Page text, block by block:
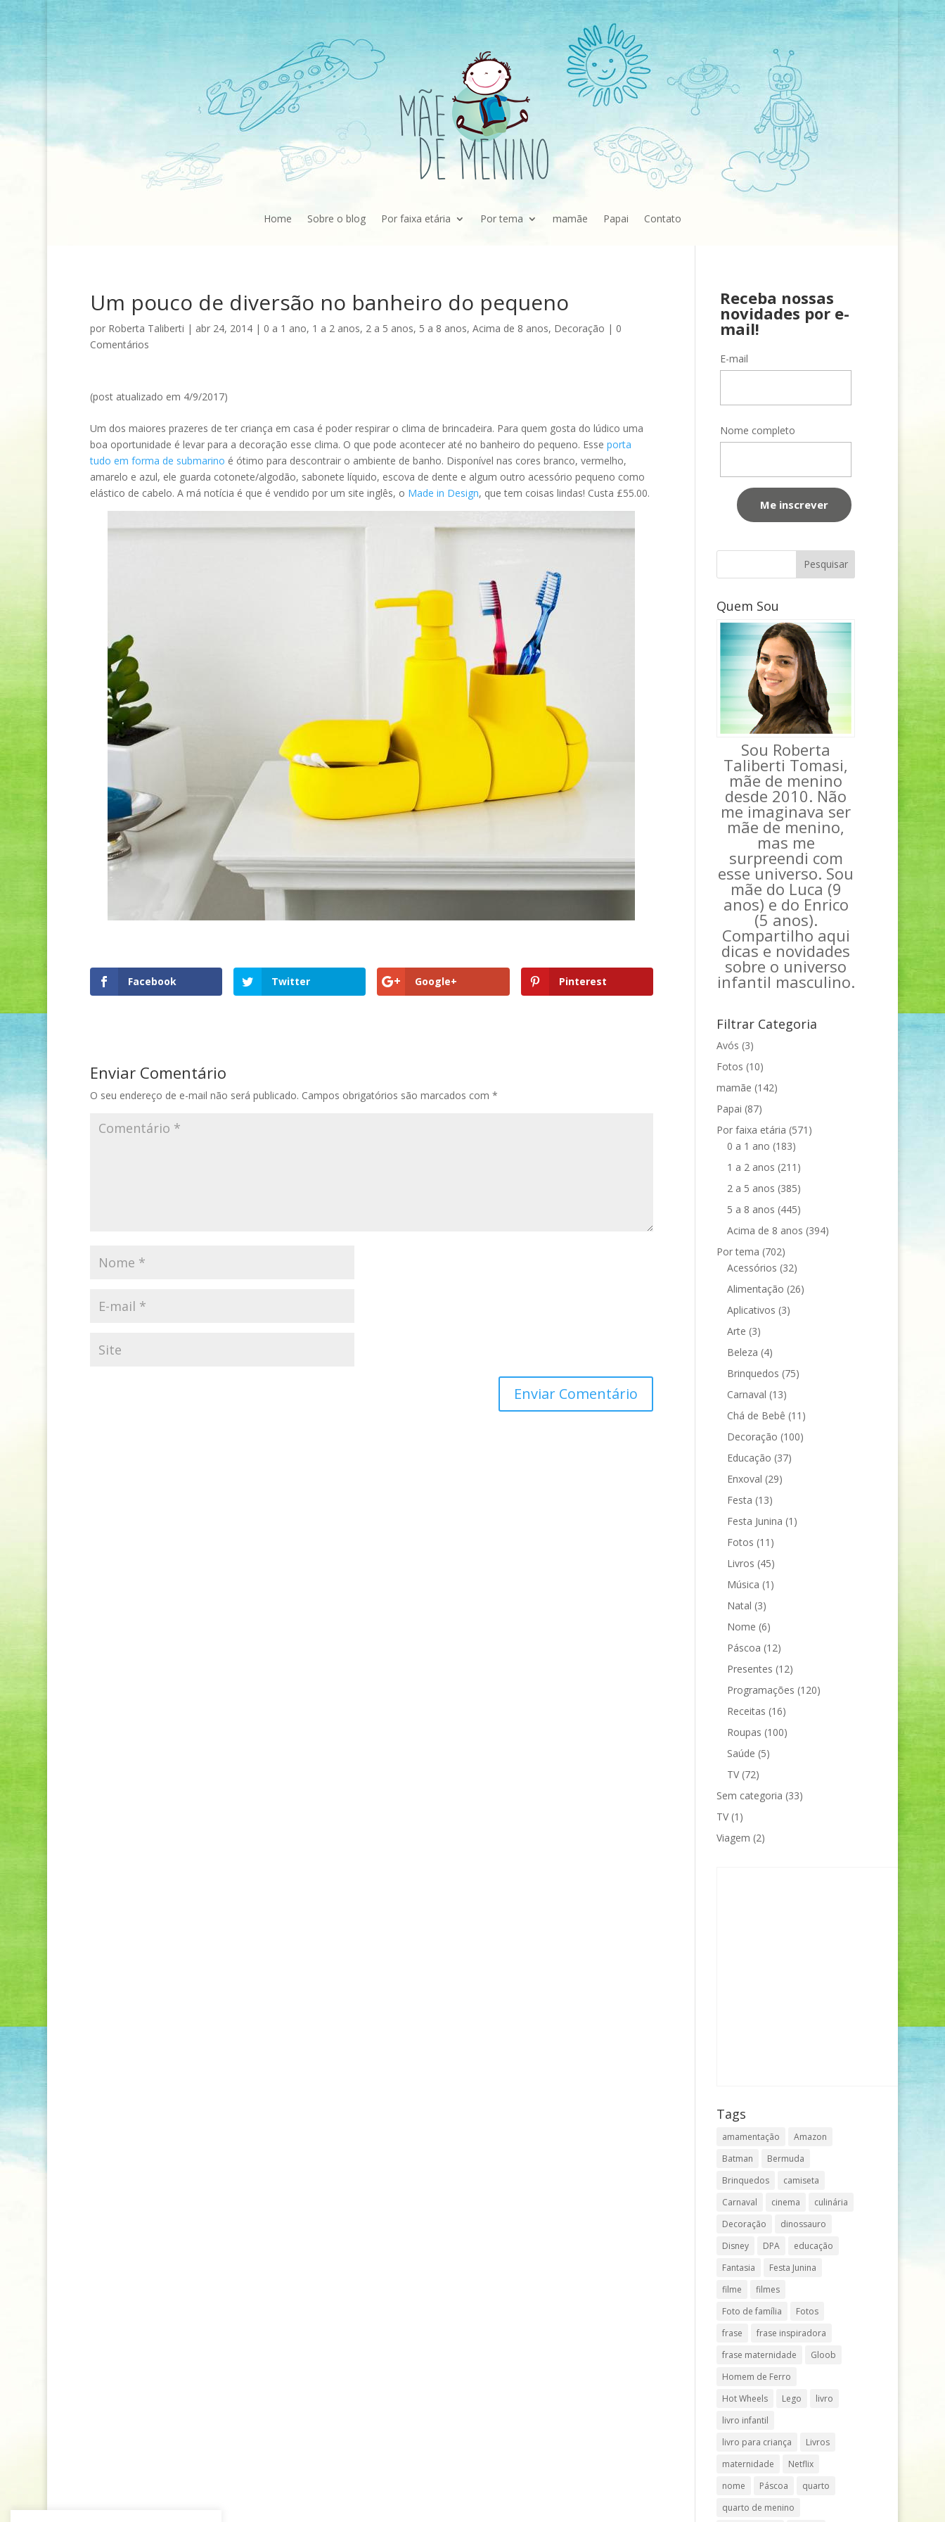
Home Sobre o blog Por faixa etária Por tema mamãe Papai Contato
Um pouco de diversão no banheiro do pequeno
por Roberta Taliberti | abr 24, 2014| 0 a 1 ano, 1 a 2 anos, 2 a 5 anos, 5 a 8 anos, Acima de 8 anos, Decoração | 0
Comentários
(post atualizado em 4/9/2017)
Um dos maiores prazeres de ter criança em casa é poder respirar o clima de brincadeira. Para quem gosta do lúdico uma
boa oportunidade é levar para a decoração esse clima. O que pode acontecer até no banheiro do pequeno. Esse porta
tudo em forma de submarino é ótimo para descontrair o ambiente de banho. Disponível nas cores branco, vermelho,
amarelo e azul, ele guarda cotonete/algodão, sabonete líquido, escova de dente e algum outro acessório pequeno como
elástico de cabelo. A má notícia é que é vendido por um site inglês, o Made in Design, que tem coisas lindas! Custa £55.00.
Facebook Twitter Google+ Pinterest
Enviar Comentário
O seu endereço de e-mail não será publicado. Campos obrigatórios são marcados com *
Receba nossas
novidades por e-
mail!
E-mail
Nome completo
Quem Sou
Sou Roberta
Taliberti Tomasi,
mãe de menino
desde 2010. Não
me imaginava ser
mãe de menino,
mas me
surpreendi com
esse universo. Sou
mãe do Luca (9
anos) e do Enrico
(5 anos).
Compartilho aqui
dicas e novidades
sobre o universo
infantil masculino.
Filtrar Categoria
Avós (3)
Fotos (10)
mamãe (142)
Papai (87)
Por faixa etária (571)
0 a 1 ano (183)
1 a 2 anos (211)
2 a 5 anos (385)
5 a 8 anos (445)
Acima de 8 anos (394)
Por tema (702)
Acessórios (32)
Alimentação (26)
Aplicativos (3)
Arte (3)
Beleza (4)
Brinquedos (75)
Carnaval (13)
Chá de Bebê (11)
Decoração (100)
Educação (37)
Enxoval (29)
Festa (13)
Festa Junina (1)
Fotos (11)
Livros (45)
Música (1)
Natal (3)
Nome (6)
Páscoa (12)
Presentes (12)
Programações (120)
Receitas (16)
Roupas (100)
Saúde (5)
TV(72)
Sem categoria (33)
TV(1)
Viagem (2)
Tags
amamentação
Amazon
Batman
Bermuda
Brinquedos
camiseta
Carnaval
cinema
culinária
Decoração
dinossauro
Disney
DPA
educação
Fantasia
Festa Junina
filme
filmes
Foto de família
Fotos
frase
frase inspiradora
frase maternidade
Gloob
Homem de Ferro
Hot Wheels
Lego
livro
livro infantil
livro para criança
Livros
maternidade
Netflix
nome
Páscoa
quarto
quarto de menino